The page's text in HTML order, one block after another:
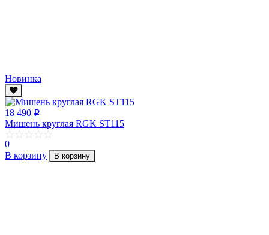
Новинка
18 490 p
Мишень круглая RGK ST115
0
В корзину
В корзину